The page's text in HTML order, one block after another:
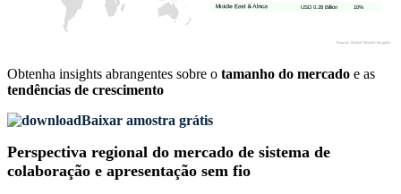
10%
USD 0.28 Billion
Obtenha insights abrangentes sobre o tamanho do mercado e as
tendências de crescimento
Baixar amostra grátis
Perspectiva regional do mercado de sistema de
colaboração e apresentação sem fio